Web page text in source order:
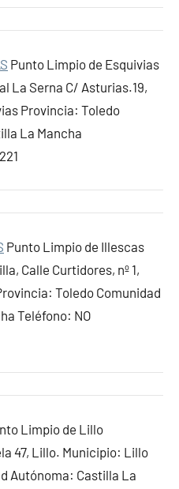
Punto Limpio de Esquivias
La Serna C/ Asturias.19,
Provincia: Toledo
La Mancha
Punto Limpio de Illescas
Calle Curtidores, nº 1,
Toledo Comunidad
Teléfono: NO
Limpio de Lillo
47, Lillo. Municipio: Lillo
Autónoma: Castilla La